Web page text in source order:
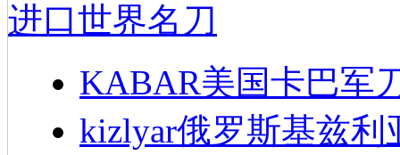
进口世界名刀
KABAR美国卡巴军
kizlyar俄罗斯基兹利